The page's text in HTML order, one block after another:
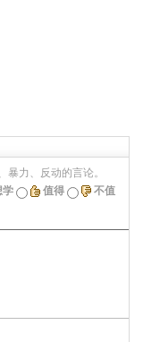
力、反动的言论。
学
值得 不值